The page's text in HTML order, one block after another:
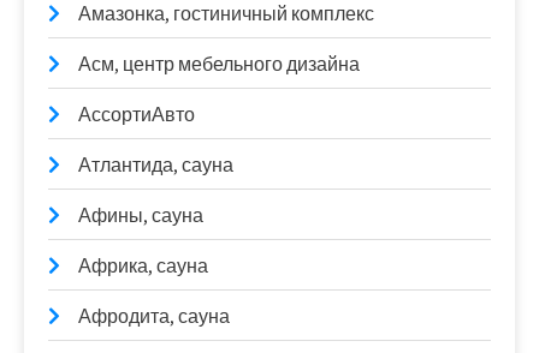
Амазонка, гостиничный комплекс
Асм, центр мебельного дизайна
АссортиАвто
Атлантида, сауна
Афины, сауна
Африка, сауна
Афродита, сауна